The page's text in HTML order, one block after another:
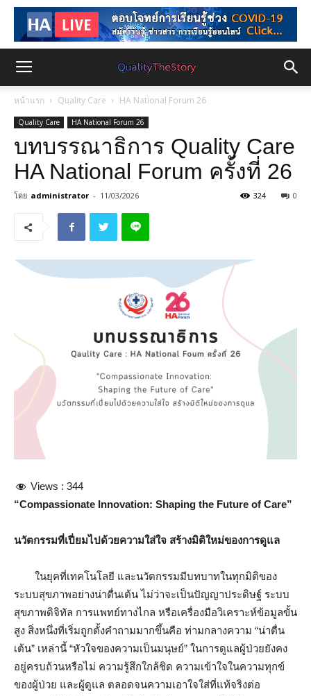
หน้าแรก Quality Care HA National Forum 26
Quality Care HA National Forum 26
บทบรรณาธิการ Quality Care
HA National Forum ครั้งที่ 26
โดย administrator - 11/03/2026 0
324
Views : 344
“Compassionate Innovation: Shaping the Future of Care”
นวัตกรรมที่เปี่ยมไปด้วยความใส่ใจ สร้างมิติใหม่ของการดูแล
ในยุคที่เทคโนโลยี และนวัตกรรมมีบทบาทในทุกมิติของ
ระบบสุขภาพอย่างน่าตื่นเต้น ไม่ว่าจะเป็นปัญญาประดิษฐ์ ระบบ
สุขภาพดิจิทัล การแพทย์ทางไกล หรือเครื่องมือวิเคราะห์ข้อมูลขั้น
สูง สิ่งหนึ่งที่เริ่มถูกตั้งคำถามมากขึ้นคือ ท่ามกลางความ “น่าตื่น
เต้น” เหล่านี้ “หัวใจของความเป็นมนุษย์” ในการดูแลผู้ป่วยยังคง
อยู่ครบถ้วนหรือไม่ ความรู้สึกใกล้ชิด ความเข้าใจในความทุกข์
ของผู้ป่วย และผู้ดูแล ตลอดจนความเอาใจใส่ที่แท้จริงต่อ